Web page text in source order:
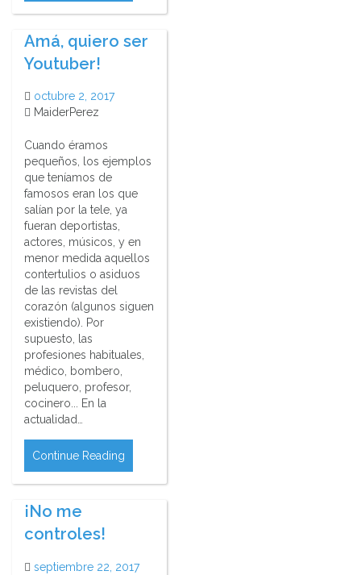
Amá, quiero ser
Youtuber!
octubre 2, 2017
MaiderPerez
Cuando éramos
pequeños, los ejemplos
que teníamos de
famosos eran los que
salían por la tele, ya
fueran deportistas,
actores, músicos, y en
menor medida aquellos
contertulios o asiduos
de las revistas del
corazón (algunos siguen
existiendo). Por
supuesto, las
profesiones habituales,
médico, bombero,
peluquero, profesor,
cocinero... En la
actualidad…
Continue Reading
¡No me
controles!
septiembre 22, 2017